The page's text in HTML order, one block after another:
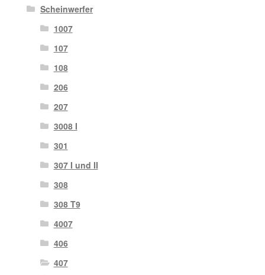
Scheinwerfer
1007
107
108
206
207
3008 I
301
307 I und II
308
308 T9
4007
406
407